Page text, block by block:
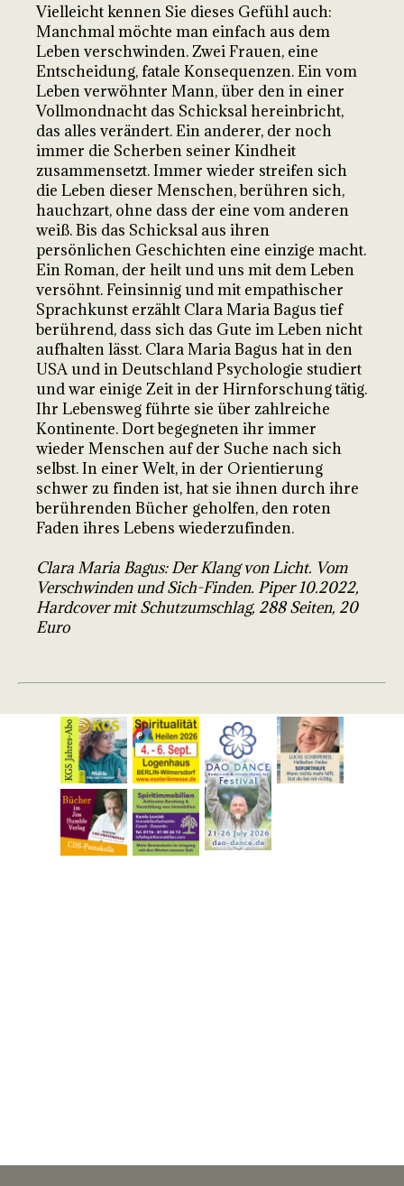
Vielleicht kennen Sie dieses Gefühl auch:
Manchmal möchte man einfach aus dem
Leben verschwinden. Zwei Frauen, eine
Entscheidung, fatale Konsequenzen. Ein vom
Leben verwöhnter Mann, über den in einer
Vollmondnacht das Schicksal hereinbricht,
das alles verändert. Ein anderer, der noch
immer die Scherben seiner Kindheit
zusammensetzt. Immer wieder streifen sich
die Leben dieser Menschen, berühren sich,
hauchzart, ohne dass der eine vom anderen
weiß. Bis das Schicksal aus ihren
persönlichen Geschichten eine einzige macht.
Ein Roman, der heilt und uns mit dem Leben
versöhnt. Feinsinnig und mit empathischer
Sprachkunst erzählt Clara Maria Bagus tief
berührend, dass sich das Gute im Leben nicht
aufhalten lässt. Clara Maria Bagus hat in den
USA und in Deutschland Psychologie studiert
und war einige Zeit in der Hirnforschung tätig.
Ihr Lebensweg führte sie über zahlreiche
Kontinente. Dort begegneten ihr immer
wieder Menschen auf der Suche nach sich
selbst. In einer Welt, in der Orientierung
schwer zu finden ist, hat sie ihnen durch ihre
berührenden Bücher geholfen, den roten
Faden ihres Lebens wiederzufinden.
Clara Maria Bagus: Der Klang von Licht. Vom
Verschwinden und Sich-Finden. Piper 10.2022,
Hardcover mit Schutzumschlag, 288 Seiten, 20
Euro